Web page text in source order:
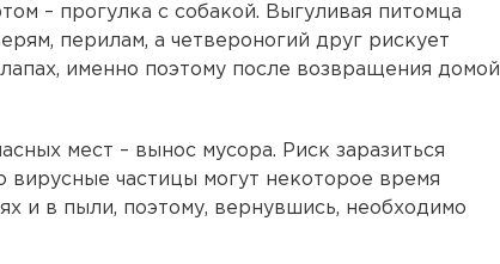
– прогулка с собакой. Выгуливая питомца
перилам, а четвероногий друг рискует
именно поэтому после возвращения домой
мест – вынос мусора. Риск заразиться
частицы могут некоторое время
и в пыли, поэтому, вернувшись, необходимо